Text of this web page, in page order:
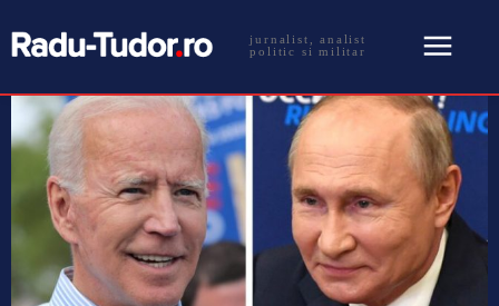
jurnalist, analist
politic si militar